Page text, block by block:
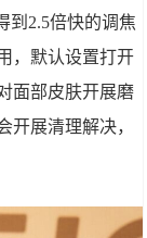
到2.5倍快的调焦
，默认设置打开
面部皮肤开展磨
开展清理解决，